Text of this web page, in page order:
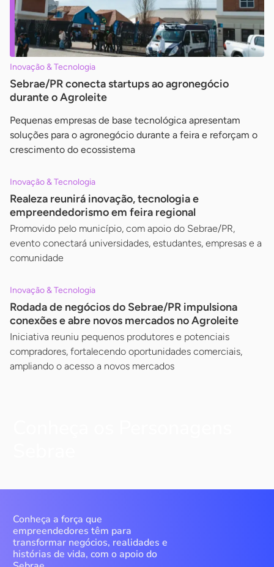
Inovação & Tecnologia
Sebrae/PR conecta startups ao agronegócio
durante o Agroleite
Pequenas empresas de base tecnológica apresentam
soluções para o agronegócio durante a feira e reforçam o
crescimento do ecossistema
Inovação & Tecnologia
Realeza reunirá inovação, tecnologia e
empreendedorismo em feira regional
Promovido pelo município, com apoio do Sebrae/PR,
evento conectará universidades, estudantes, empresas e a
comunidade
Inovação & Tecnologia
Rodada de negócios do Sebrae/PR impulsiona
conexões e abre novos mercados no Agroleite
Iniciativa reuniu pequenos produtores e potenciais
compradores, fortalecendo oportunidades comerciais,
ampliando o acesso a novos mercados
Conheça a força que
empreendedores têm para
transformar negócios, realidades e
histórias de vida, com o apoio do